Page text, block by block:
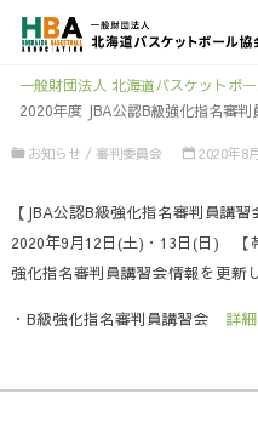
一般財団法人 北海道バスケットボ
2020年度 JBA公認B級強化指名審判
お知らせ / 審判委員会 2020年8
【JBA公認B級強化指名審判員講習
2020年9月12日(土)・13日(日) 【
強化指名審判員講習会情報を更新
・B級強化指名審判員講習会 詳